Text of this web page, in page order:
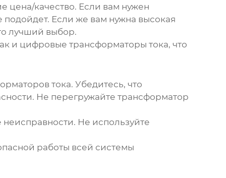
цена/качество. Если вам нужен
подойдет. Если же вам нужна высокая
лучший выбор.
и цифровые трансформаторы тока, что
тока. Убедитесь, что
Не перегружайте трансформатор
Не используйте
работы всей системы